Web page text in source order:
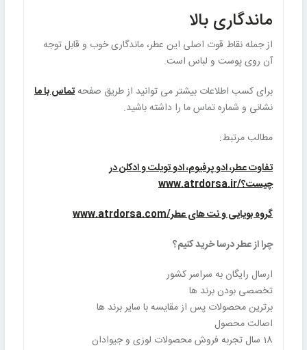
ماندگاری بالا
از جمله نقاط قوت اصلی این عطر، ماندگاری خوب و قابل‌ توجه
آن روی پوست و لباس است.
برای کسب اطلاعات بیشتر می توانید از طریق صفحهتماس با ما
نشانی و شماره تماس ما را داشته باشید.
مطالب مرتبط:
تفاوت عطر، ادو پرفیوم، ادو تویلت و ادکلن در
چیست؟/www.atrdorsa.ir
گروه بویایی و نت های عطر/www.atrdorsa.com
چرا از عطر درسا خرید کنیم؟
ارسال رایگان به سراسر کشور
تخصصی بودن برند ها
برترین محصولات پس از مقایسه با سایر برند ها
اصالت محصول
18 سال تجربه فروش محصولات لوزی و جیوادان